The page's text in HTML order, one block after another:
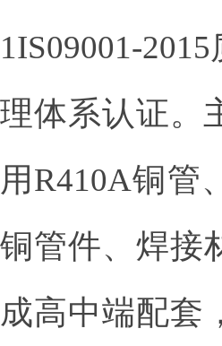
1IS09001-
理体系认证。
用R410A铜管
铜管件、焊接
成高中端配套